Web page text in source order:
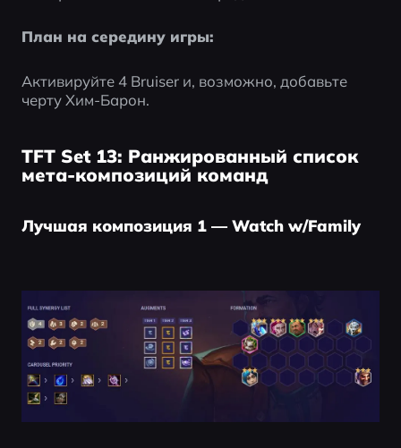
План на середину игры:
Активируйте 4 Bruiser и, возможно, добавьте
черту Хим-Барон.
TFT Set 13: Ранжированный список
мета-композиций команд
Лучшая композиция 1 — Watch w/Family